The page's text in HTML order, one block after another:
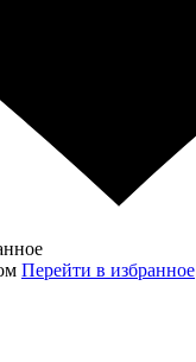
Перейти в избранное